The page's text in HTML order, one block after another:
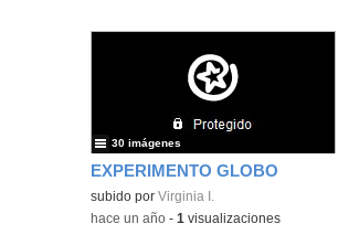
EXPERIMENTO GLOBO
Contenido educativo.
subido porVirginia I.
30 imágenes
-hace un año -1 visualizaciones